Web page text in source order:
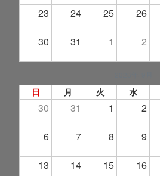
23 24 25 26
30 31 1 2
日 月 火 水
30 31 1 2
6 7 8 9
13 14 15 16